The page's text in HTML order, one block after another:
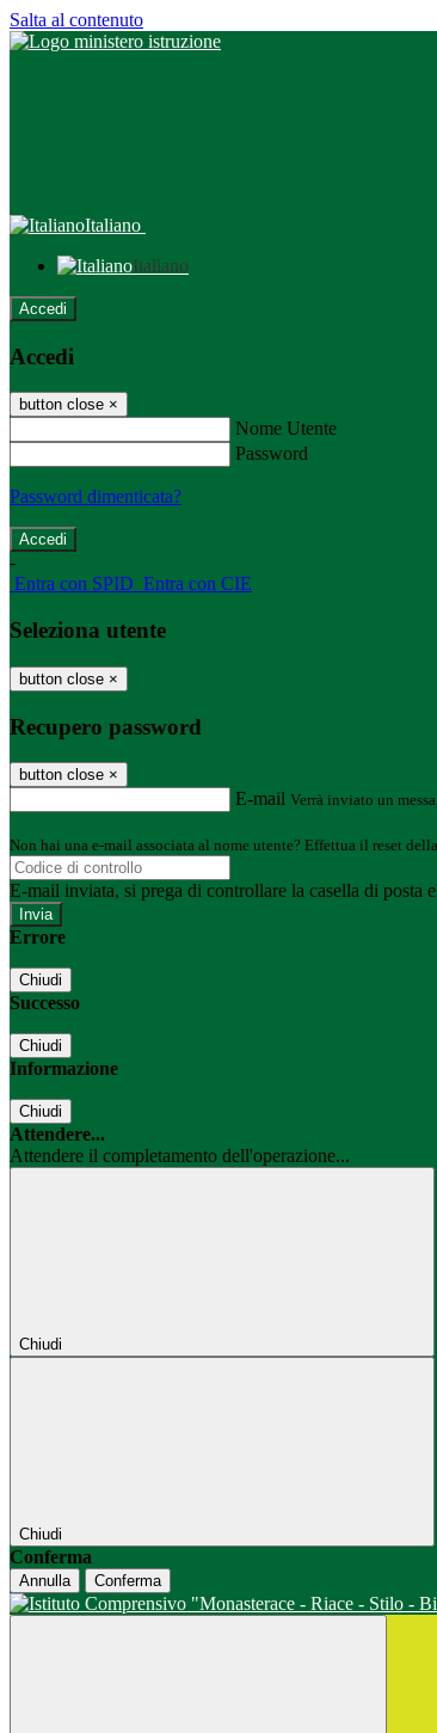
Salta al contenuto
Italiano
Italiano
Accedi
Accedi
button close ×
Nome Utente
Password
Password dimenticata?
-
Entra con SPID Entra con CIE
Seleziona utente
button close ×
Recupero password
button close ×
E-mail Verrà inviato un
Non hai una e-mail associata al nome utente? Effettua il reset
E-mail inviata, si prega di controllare la casella di posta
Errore
Chiudi
Successo
Chiudi
Informazione
Chiudi
Attendere...
Attendere il completamento dell'operazione...
Chiudi
Chiudi
Conferma
Annulla Conferma